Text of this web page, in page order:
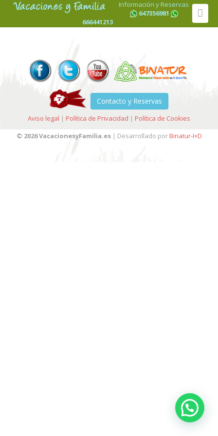
Información y Reservas
647356981
666441213
Contacto y Reservas
Aviso legal | Política de Privacidad | Política de Cookies
© 2026 VacacionesyFamilia.es| Desarrollado porBinatur-I+D